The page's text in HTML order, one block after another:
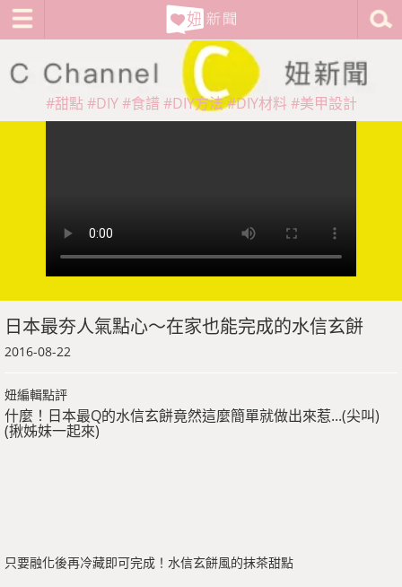
#甜點 #DIY #食譜 #DIY方法#DIY材料 #美甲設計
日本最夯人氣點心～在家也能完成的水信玄餅
2016-08-22
妞編輯點評
什麼！日本最Q的水信玄餅竟然這麼簡單就做出來惹...(尖叫)
(揪姊妹一起來)
只要融化後再冷藏即可完成！水信玄餅風的抹茶甜點